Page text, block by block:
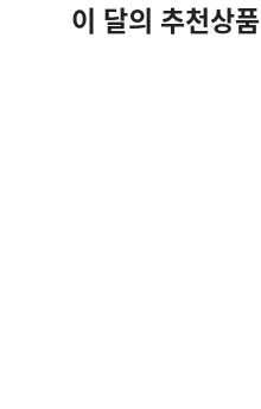
이 달의 추천상품